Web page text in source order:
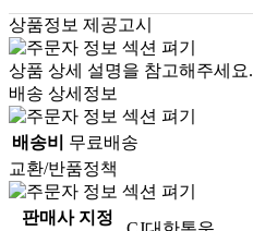
상품정보 제공고시
상품 상세 설명을 참고해주세요.
배송 상세정보
배송비
무료배송
교환/반품정책
판매사 지정